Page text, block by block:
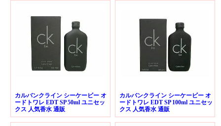
カルバンクライン シーケービー オ
ードトワレ EDT SP 50ml ユニセッ
クス 人気香水 通販
カルバンクライン シーケービー オ
ードトワレ EDT SP 100ml ユニセッ
クス 人気香水 通販